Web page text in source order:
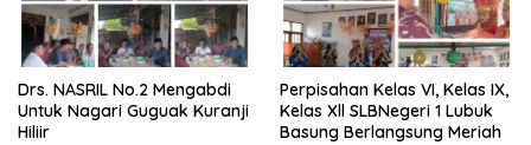
Drs. NASRIL No.2 Mengabdi
Untuk Nagari Guguak Kuranji
Hiliir
Perpisahan Kelas VI, Kelas IX,
Kelas Xll SLBNegeri 1 Lubuk
Basung Berlangsung Meriah